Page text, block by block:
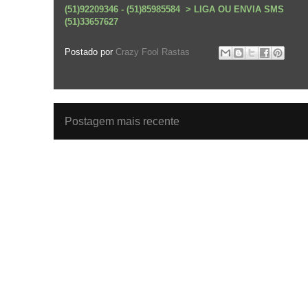
(51)92209346 - (51)85985584 > LIGA OU ENVIA SMS
(51)33657627
Postado por Crazy Fool Rastas
Postagem mais recente